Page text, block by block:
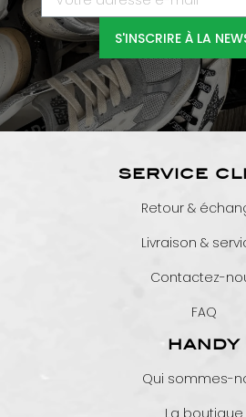
S'INSCRIRE À LA
SERVICE
Retour &
Livraison &
Contactez-
FAQ
HANDY
Qui sommes-
La boutique